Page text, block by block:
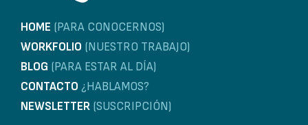
HOME (PARA CONOCERNOS)
WORKFOLIO (NUESTRO TRABAJO)
BLOG (PARA ESTAR AL DÍA)
CONTACTO ¿HABLAMOS?
NEWSLETTER (SUSCRIPCIÓN)